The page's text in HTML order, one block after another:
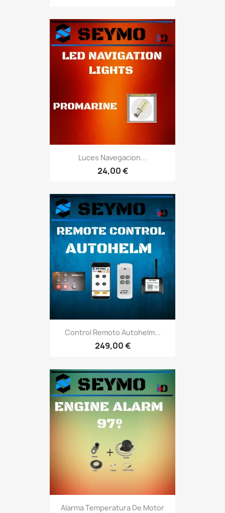
Luces Navegacion...
24,00 €
Control Remoto Autohelm...
249,00 €
Alarma Temperatura De Motor